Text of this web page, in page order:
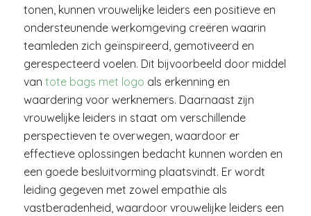
tonen, kunnen vrouwelijke leiders een positieve en
ondersteunende werkomgeving creëren waarin
teamleden zich geïnspireerd, gemotiveerd en
gerespecteerd voelen. Dit bijvoorbeeld door middel
van tote bags met logo als erkenning en
waardering voor werknemers. Daarnaast zijn
vrouwelijke leiders in staat om verschillende
perspectieven te overwegen, waardoor er
effectieve oplossingen bedacht kunnen worden en
een goede besluitvorming plaatsvindt. Er wordt
leiding gegeven met zowel empathie als
vastberadenheid, waardoor vrouwelijke leiders een